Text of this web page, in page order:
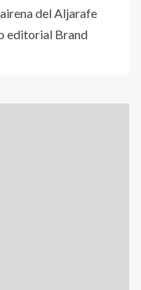
del Aljarafe
editorial Brand